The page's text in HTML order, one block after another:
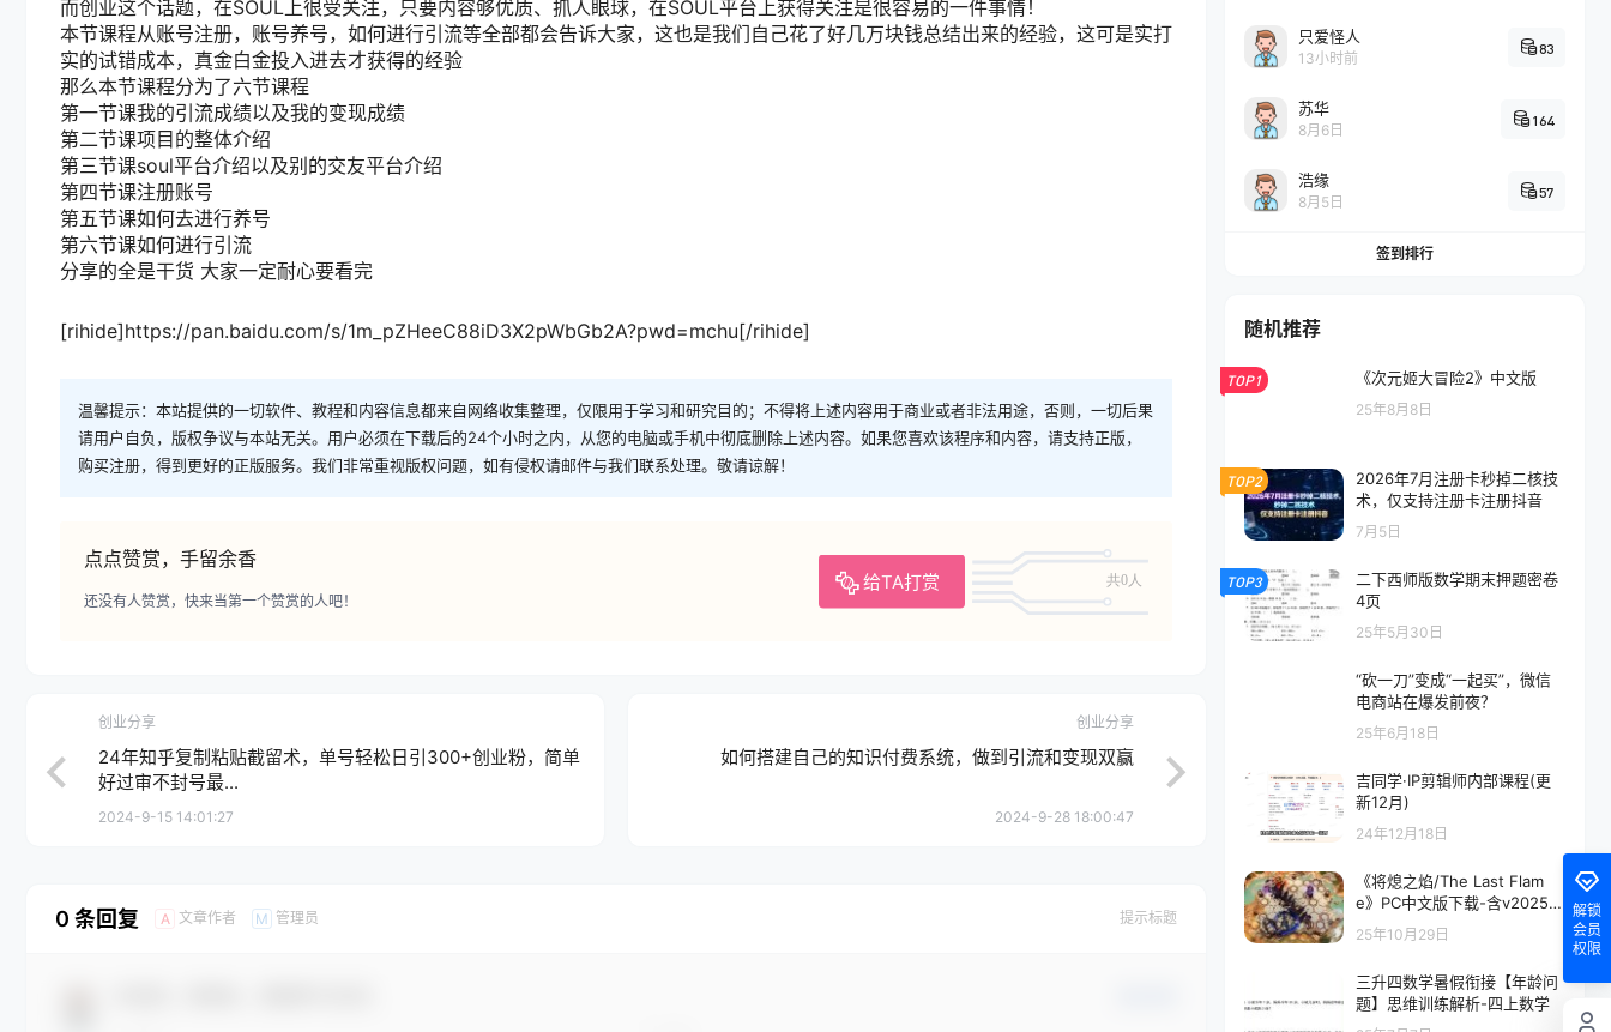
而创业这个话题，在SOUL上很受关注，只要内容够优质、抓人眼球，在SOUL平台上获得关注是很容易的一件事情！
本节课程从账号注册，账号养号，如何进行引流等全部都会告诉大家，这也是我们自己花了好几万块钱总结出来的经验，这可是实打
实的试错成本，真金白金投入进去才获得的经验
那么本节课程分为了六节课程
第一节课我的引流成绩以及我的变现成绩
第二节课项目的整体介绍
第三节课soul平台介绍以及别的交友平台介绍
第四节课注册账号
第五节课如何去进行养号
第六节课如何进行引流
分享的全是干货 大家一定耐心要看完
[rihide]https://pan.baidu.com/s/1m_pZHeeC88iD3X2pWbGb2A?pwd=mchu[/rihide]
温馨提示：本站提供的一切软件、教程和内容信息都来自网络收集整理，仅限用于学习和研究目的；不得将上述内容用于商业或者非法用途，否则，一切后果
请用户自负，版权争议与本站无关。用户必须在下载后的24个小时之内，从您的电脑或手机中彻底删除上述内容。如果您喜欢该程序和内容，请支持正版，
购买注册，得到更好的正版服务。我们非常重视版权问题，如有侵权请邮件与我们联系处理。敬请谅解！
点点赞赏，手留余香
给TA打赏 共0人
还没有人赞赏，快来当第一个赞赏的人吧！
创业分享
24年知乎复制粘贴截留术，单号轻松日引300+创业粉，简单
好过审不封号最...
2024-9-15 14:01:27
创业分享
如何搭建自己的知识付费系统，做到引流和变现双赢
2024-9-28 18:00:47
0 条回复 A 文章作者 M 管理员 提示标题
只爱怪人
13小时前
83
苏华
8月6日
164
浩缘
8月5日
57
签到排行
随机推荐
TOP1 《次元姬大冒险2》中文版
25年8月8日
TOP2
2026年7月注册卡秒掉二核技
术，仅支持注册卡注册抖音
7月5日
TOP3
二下西师版数学期末押题密卷
4页
25年5月30日
“砍一刀”变成“一起买”，微信
电商站在爆发前夜？
25年6月18日
吉同学·IP剪辑师内部课程(更
新12月)
24年12月18日
《将熄之焰/The Last Flam
e》PC中文版下载-含v20250
917
25年10月29日
三升四数学暑假衔接【年龄问
题】思维训练解析-四上数学
解锁
会员
权限